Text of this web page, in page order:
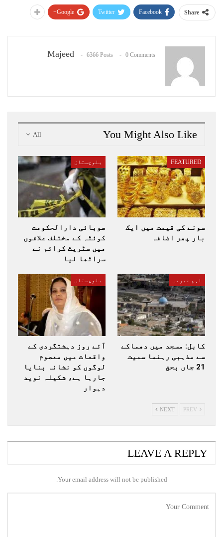
Share
Facebook
Twitter
Google+
Majeed 6366 Posts 0 Comments
All You Might Also Like
FEATURED
سونے کی قیمت میں ایک
بار پھر اضافہ
بلوچستان
صوبائی دارالحکومت
کوئٹہ کے مختلف علاقوں
میں سٹریٹ کرائم نے
سراٹھا لیا
اہم خبریں
کابل: مسجد میں دھماکے
سے مذہبی رہنما سمیت
21 جاں بحق
بلوچستان
آئے روز دہشتگردی کے
واقعات میں معصوم
لوگوں کو نشانہ بنایا
جارہا ہے، شکیلہ نوید
دہوار
NEXT
LEAVE A REPLY
Your email address will not be published.